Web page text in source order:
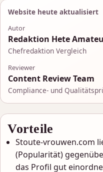
Website heute aktualisiert
Autor
Redaktion Hete
Chefredaktion Vergleich
Reviewer
Content Review Team
Compliance- und
Vorteile
Stoute-vrouwen.com
(Popularität)
das Profil gut